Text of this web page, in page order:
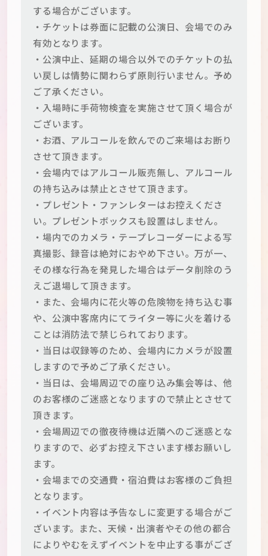
する場合がございます。
・チケットは券面に記載の公演日、会場でのみ
有効となります。
・公演中止、延期の場合以外でのチケットの払
い戻しは情勢に関わらず原則行いません。予め
ご了承ください。
・入場時に手荷物検査を実施させて頂く場合が
ございます。
・お酒、アルコールを飲んでのご来場はお断り
させて頂きます。
・会場内ではアルコール販売無し、アルコール
の持ち込みは禁止とさせて頂きます。
・プレゼント・ファンレターはお控えくださ
い。プレゼントボックスも設置はしません。
・場内でのカメラ・テープレコーダーによる写
真撮影、録音は絶対におやめ下さい。万が一、
その様な行為を発見した場合はデータ削除のう
えご退場して頂きます。
・また、会場内に花火等の危険物を持ち込む事
や、公演中客席内にてライター等に火を着ける
ことは消防法で禁じられております。
・当日は収録等のため、会場内にカメラが設置
しますので予めご了承ください。
・当日は、会場周辺での座り込み集会等は、他
のお客様のご迷惑となりますので禁止とさせて
頂きます。
・会場周辺での徹夜待機は近隣へのご迷惑とな
りますので、必ずお控え下さいます様お願いし
ます。
・会場までの交通費・宿泊費はお客様のご負担
となります。
・イベント内容は予告なしに変更する場合がご
ざいます。また、天候・出演者やその他の都合
によりやむをえずイベントを中止する事がござ